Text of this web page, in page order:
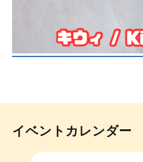
イベントカレンダー